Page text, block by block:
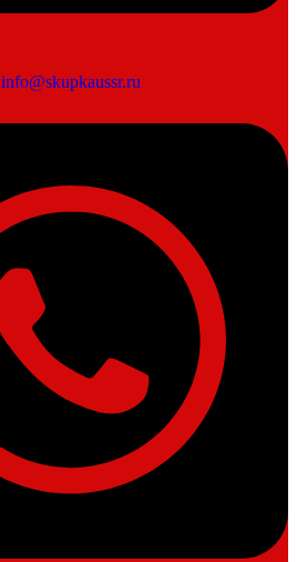
info@skupkaussr.ru